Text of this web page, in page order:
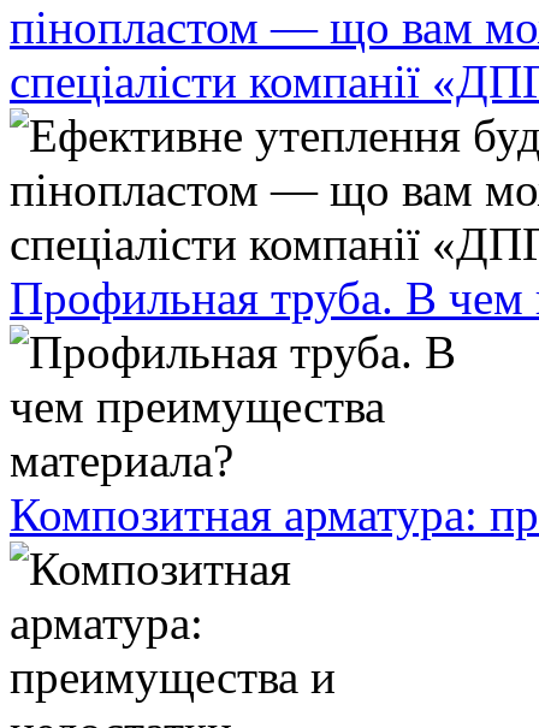
пінопластом — що вам
спеціалісти компанії
Профильная труба. В чем
Композитная арматура: